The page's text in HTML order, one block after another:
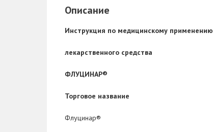
Описание
Инструкция по медицинскому применению
лекарственного средства
ФЛУЦИНАР®
Торговое название
Флуцинар®